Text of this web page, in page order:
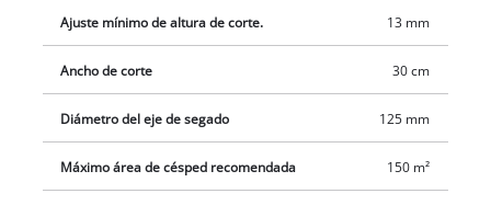
segadora. El colector de hierba con capacidad de 16 litros es
extraíble y fácil de vaciar.
Ajuste mínimo de altura de corte. 13 mm
Ancho de corte 30 cm
Diámetro del eje de segado 125 mm
Máximo área de césped recomendada 150 m²